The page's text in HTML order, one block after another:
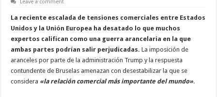
Leave a comment
La reciente escalada de tensiones comerciales entre Estados
Unidos y la Unión Europea ha desatado lo que muchos
expertos califican como una guerra arancelaria en la que
ambas partes podrían salir perjudicadas. La imposición de
aranceles por parte de la administración Trump y la respuesta
contundente de Bruselas amenazan con desestabilizar la que se
considera «la relación comercial más importante del mundo».